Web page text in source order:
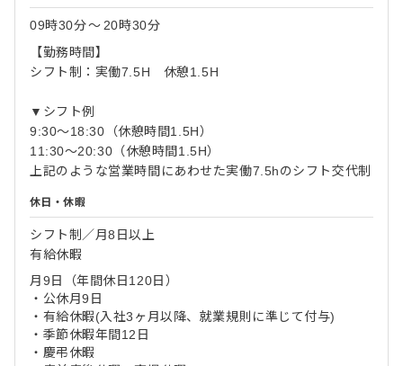
09時30分〜 20時30分
【勤務時間】
シフト制：実働7.5H 休憩1.5H
▼シフト例
9:30〜18:30（休憩時間1.5H）
11:30〜20:30（休憩時間1.5H）
上記のような営業時間にあわせた実働7.5hのシフト交代制
休日・休暇
シフト制／月8日以上
有給休暇
月9日（年間休日120日）
・公休月9日
・有給休暇(入社3ヶ月以降、就業規則に準じて付与)
・季節休暇年間12日
・慶弔休暇